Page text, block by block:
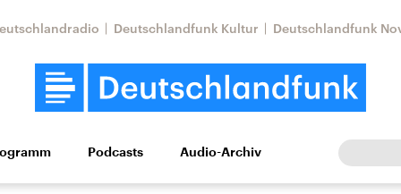
Deutschlandfunk Kultur Deutschlandfunk
Wissen Kultur Europa
Podcasts Audio-Archiv